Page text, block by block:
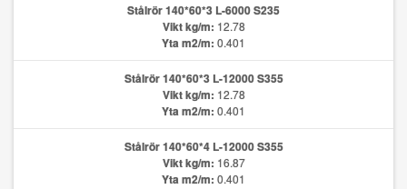
Stålrör 140*60*3 L-6000 S235
Vikt kg/m: 12.78
Yta m2/m: 0.401
Stålrör 140*60*3 L-12000 S355
Vikt kg/m: 12.78
Yta m2/m: 0.401
Stålrör 140*60*4 L-12000 S355
Vikt kg/m: 16.87
Yta m2/m: 0.401